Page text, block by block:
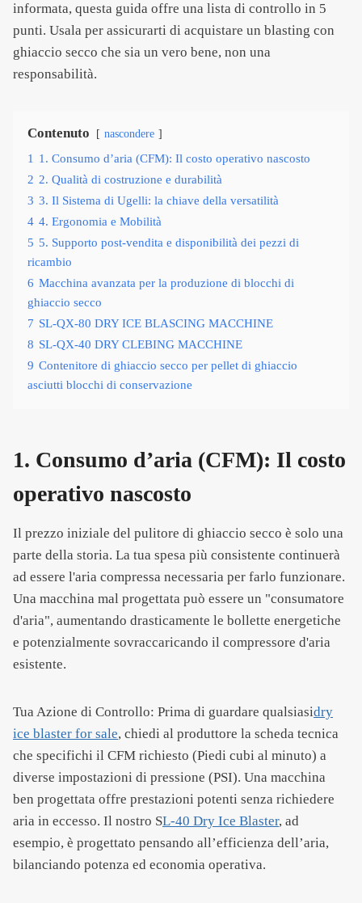
informata, questa guida offre una lista di controllo in 5
punti. Usala per assicurarti di acquistare un blasting con
ghiaccio secco che sia un vero bene, non una
responsabilità.
Contenuto nascondere
1 1. Consumo d’aria (CFM): Il costo operativo nascosto
2 2. Qualità di costruzione e durabilità
3 3. Il Sistema di Ugelli: la chiave della versatilità
4 4. Ergonomia e Mobilità
5 5. Supporto post-vendita e disponibilità dei pezzi di
ricambio
6 Macchina avanzata per la produzione di blocchi di
ghiaccio secco
7 SL-QX-80 DRY ICE BLASCING MACCHINE
8 SL-QX-40 DRY CLEBING MACCHINE
9 Contenitore di ghiaccio secco per pellet di ghiaccio
asciutti blocchi di conservazione
1. Consumo d’aria (CFM): Il costo
operativo nascosto
Il prezzo iniziale del pulitore di ghiaccio secco è solo una
parte della storia. La tua spesa più consistente continuerà
ad essere l'aria compressa necessaria per farlo funzionare.
Una macchina mal progettata può essere un "consumatore
d'aria", aumentando drasticamente le bollette energetiche
e potenzialmente sovraccaricando il compressore d'aria
esistente.
Tua Azione di Controllo: Prima di guardare qualsiasidry
ice blaster for sale, chiedi al produttore la scheda tecnica
che specifichi il CFM richiesto (Piedi cubi al minuto) a
diverse impostazioni di pressione (PSI). Una macchina
ben progettata offre prestazioni potenti senza richiedere
aria in eccesso. Il nostro SL-40 Dry Ice Blaster, ad
esempio, è progettato pensando all’efficienza dell’aria,
bilanciando potenza ed economia operativa.